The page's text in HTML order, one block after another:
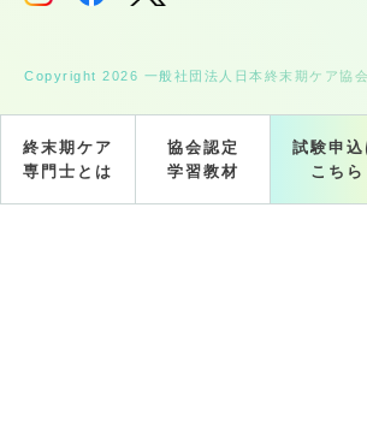
終末期ケア
専門士とは
協会認定
学習教材
試験申込
こちら
Copyright 2026 一般社団法人日本終末期ケア協会